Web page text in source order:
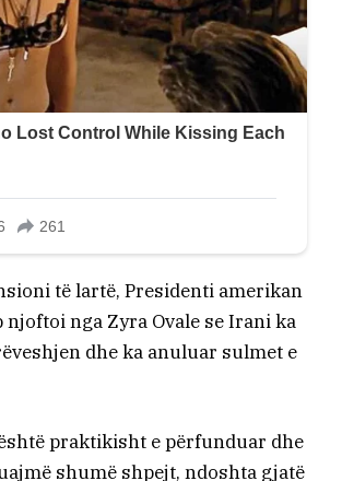
të lartë, Presidenti amerikan
nga Zyra Ovale se Irani ka
dhe ka anuluar sulmet e
praktikisht e përfunduar dhe
shumë shpejt, ndoshta gjatë